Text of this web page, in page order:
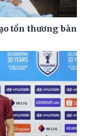
tổn thương bàn